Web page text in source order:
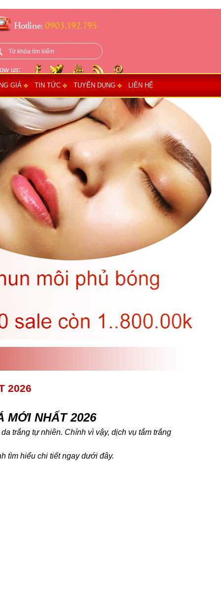
Hotline: 0903.392.795
us:
GIÁ TIN TỨC TUYỂN DỤNG LIÊN HỆ
2026
MỚI NHẤT 2026
trắng tự nhiên. Chính vì vậy, dịch vụ tắm trắng
tìm hiểu chi tiết ngay dưới đây.